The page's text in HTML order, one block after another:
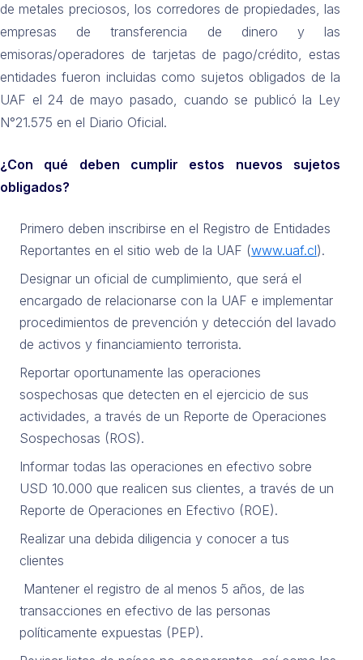
de metales preciosos, los corredores de propiedades, las
empresas de transferencia de dinero y las
emisoras/operadores de tarjetas de pago/crédito, estas
entidades fueron incluidas como sujetos obligados de la
UAF el 24 de mayo pasado, cuando se publicó la Ley
N°21.575 en el Diario Oficial.
¿Con qué deben cumplir estos nuevos sujetos
obligados?
Primero deben inscribirse en el Registro de Entidades
Reportantes en el sitio web de la UAF (www.uaf.cl).
Designar un oficial de cumplimiento, que será el
encargado de relacionarse con la UAF e implementar
procedimientos de prevención y detección del lavado
de activos y financiamiento terrorista.
Reportar oportunamente las operaciones
sospechosas que detecten en el ejercicio de sus
actividades, a través de un Reporte de Operaciones
Sospechosas (ROS).
Informar todas las operaciones en efectivo sobre
USD 10.000 que realicen sus clientes, a través de un
Reporte de Operaciones en Efectivo (ROE).
Realizar una debida diligencia y conocer a tus
clientes
Mantener el registro de al menos 5 años, de las
transacciones en efectivo de las personas
políticamente expuestas (PEP).